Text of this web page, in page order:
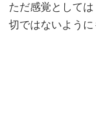
ただ感覚として
切ではないように